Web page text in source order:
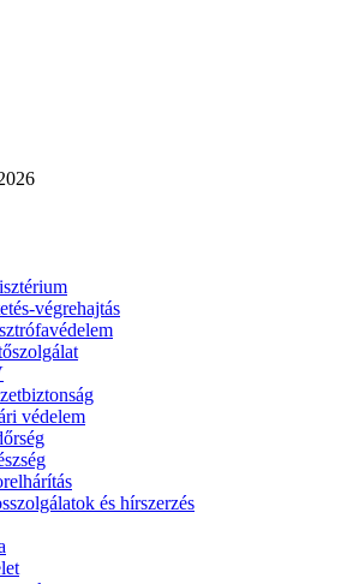
végrehajtás
védelem
és hírszerzés